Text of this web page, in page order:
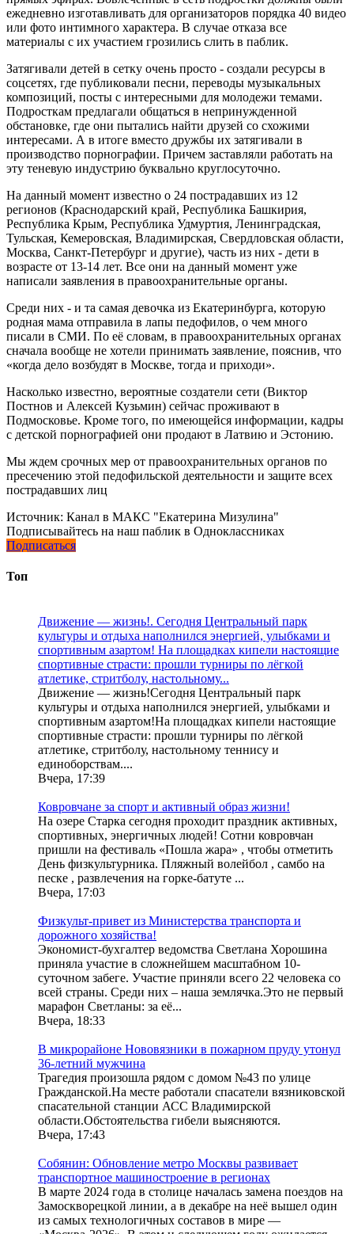
ежедневно изготавливать для организаторов порядка 40 видео
или фото интимного характера. В случае отказа все
материалы с их участием грозились слить в паблик.
Затягивали детей в сетку очень просто - создали ресурсы в
соцсетях, где публиковали песни, переводы музыкальных
композиций, посты с интересными для молодежи темами.
Подросткам предлагали общаться в непринужденной
обстановке, где они пытались найти друзей со схожими
интересами. А в итоге вместо дружбы их затягивали в
производство порнографии. Причем заставляли работать на
эту теневую индустрию буквально круглосуточно.
На данный момент известно о 24 пострадавших из 12
регионов (Краснодарский край, Республика Башкирия,
Республика Крым, Республика Удмуртия, Ленинградская,
Тульская, Кемеровская, Владимирская, Свердловская области,
Москва, Санкт-Петербург и другие), часть из них - дети в
возрасте от 13-14 лет. Все они на данный момент уже
написали заявления в правоохранительные органы.
Среди них - и та самая девочка из Екатеринбурга, которую
родная мама отправила в лапы педофилов, о чем много
писали в СМИ. По её словам, в правоохранительных органах
сначала вообще не хотели принимать заявление, пояснив, что
«когда дело возбудят в Москве, тогда и приходи».
Насколько известно, вероятные создатели сети (Виктор
Постнов и Алексей Кузьмин) сейчас проживают в
Подмосковье. Кроме того, по имеющейся информации, кадры
с детской порнографией они продают в Латвию и Эстонию.
Мы ждем срочных мер от правоохранительных органов по
пресечению этой педофильской деятельности и защите всех
пострадавших лиц
Источник: Канал в МАКС "Екатерина Мизулина"
Подписывайтесь на наш паблик в Одноклассниках
Подписаться
Топ
Движение — жизнь!. Сегодня Центральный парк
культуры и отдыха наполнился энергией, улыбками и
спортивным азартом! На площадках кипели настоящие
спортивные страсти: прошли турниры по лёгкой
атлетике, стритболу, настольному...
Движение — жизнь!Сегодня Центральный парк
культуры и отдыха наполнился энергией, улыбками и
спортивным азартом!На площадках кипели настоящие
спортивные страсти: прошли турниры по лёгкой
атлетике, стритболу, настольному теннису и
единоборствам....
Вчера, 17:39
Ковровчане за спорт и активный образ жизни!
На озере Старка сегодня проходит праздник активных,
спортивных, энергичных людей! Сотни ковровчан
пришли на фестиваль «Пошла жара» , чтобы отметить
День физкультурника. Пляжный волейбол , самбо на
песке , развлечения на горке-батуте ...
Вчера, 17:03
Физкульт-привет из Министерства транспорта и
дорожного хозяйства!
Экономист-бухгалтер ведомства Светлана Хорошина
приняла участие в сложнейшем масштабном 10-
суточном забеге. Участие приняли всего 22 человека со
всей страны. Среди них – наша землячка.Это не первый
марафон Светланы: за её...
Вчера, 18:33
В микрорайоне Нововязники в пожарном пруду утонул
36-летний мужчина
Трагедия произошла рядом с домом №43 по улице
Гражданской.На месте работали спасатели вязниковской
спасательной станции АСС Владимирской
области.Обстоятельства гибели выясняются.
Вчера, 17:43
Собянин: Обновление метро Москвы развивает
транспортное машиностроение в регионах
В марте 2024 года в столице началась замена поездов на
Замоскворецкой линии, а в декабре на неё вышел один
из самых технологичных составов в мире —